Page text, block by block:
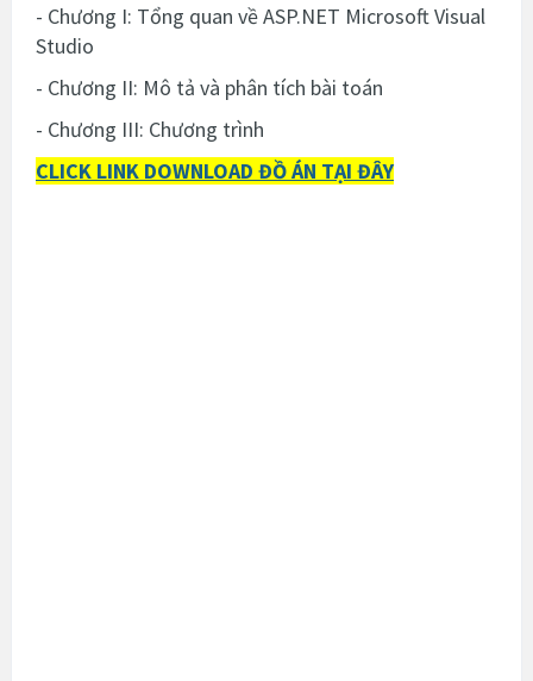
- Chương I: Tổng quan về ASP.NET Microsoft Visual
Studio
- Chương II: Mô tả và phân tích bài toán
- Chương III: Chương trình
CLICK LINK DOWNLOAD ĐỒ ÁN TẠI ĐÂY